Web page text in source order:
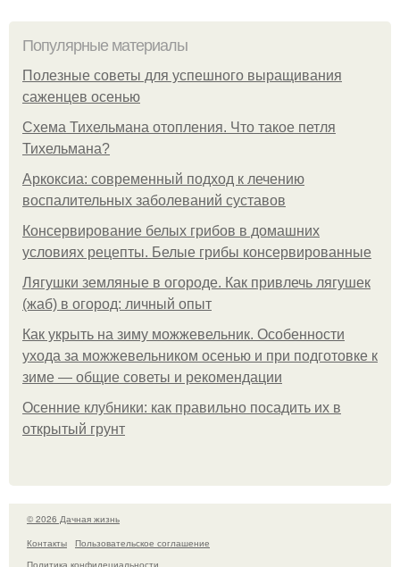
Популярные материалы
Полезные советы для успешного выращивания
саженцев осенью
Схема Тихельмана отопления. Что такое петля
Тихельмана?
Аркоксиа: современный подход к лечению
воспалительных заболеваний суставов
Консервирование белых грибов в домашних
условиях рецепты. Белые грибы консервированные
Лягушки земляные в огороде. Как привлечь лягушек
(жаб) в огород: личный опыт
Как укрыть на зиму можжевельник. Особенности
ухода за можжевельником осенью и при подготовке к
зиме — общие советы и рекомендации
Осенние клубники: как правильно посадить их в
открытый грунт
© 2026 Дачная жизнь
Контакты
Пользовательское соглашение
Политика конфидециальности